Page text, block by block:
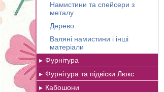
Намистини та спейсери з
металу
Дерево
Валяні намистини і інші
матеріали
Фурнітура
Фурнітура та підвіски Люкс
Кабошони